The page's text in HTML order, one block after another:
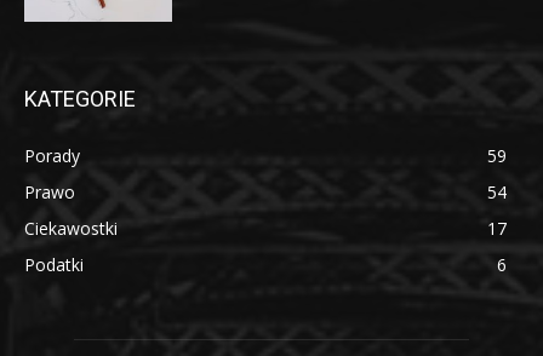
KATEGORIE
Porady
59
Prawo
54
Ciekawostki
17
Podatki
6